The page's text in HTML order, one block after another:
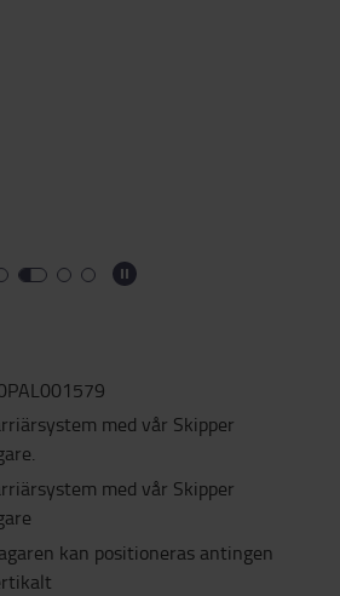
med vår Skipper
med vår Skipper
kan positioneras antingen